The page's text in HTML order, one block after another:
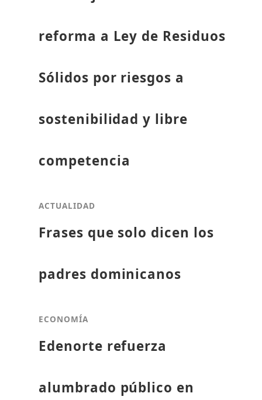
reforma a Ley de Residuos
Sólidos por riesgos a
sostenibilidad y libre
competencia
ACTUALIDAD
Frases que solo dicen los
padres dominicanos
ECONOMÍA
Edenorte refuerza
alumbrado público en